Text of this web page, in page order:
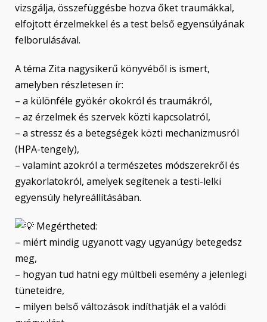
vizsgálja, összefüggésbe hozva őket traumákkal,
elfojtott érzelmekkel és a test belső egyensúlyának
felborulásával.
A téma Zita nagysikerű könyvéből is ismert,
amelyben részletesen ír:
– a különféle gyökér okokról és traumákról,
– az érzelmek és szervek közti kapcsolatról,
– a stressz és a betegségek közti mechanizmusról
(HPA-tengely),
– valamint azokról a természetes módszerekről és
gyakorlatokról, amelyek segítenek a testi-lelki
egyensúly helyreállításában.
Megértheted:
– miért mindig ugyanott vagy ugyanúgy betegedsz
meg,
– hogyan tud hatni egy múltbeli esemény a jelenlegi
tüneteidre,
– milyen belső változások indíthatják el a valódi